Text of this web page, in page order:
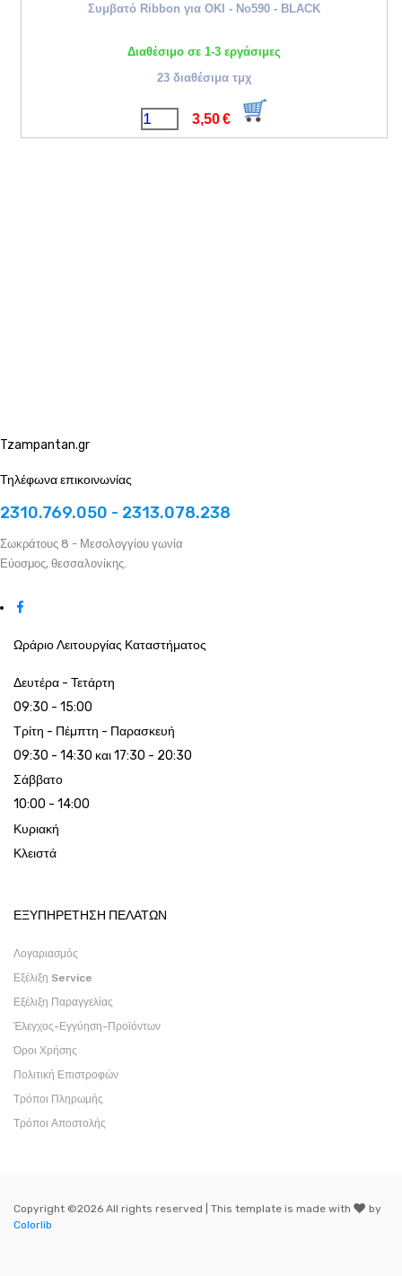
Συμβατό Ribbon για OKI - Νο590 - BLACK
Διαθέσιμο σε 1-3 εργάσιμες
23 διαθέσιμα τμχ
3,50 €
Tzampantan.gr
Τηλέφωνα επικοινωνίας
2310.769.050 - 2313.078.238
Σωκράτους 8 - Μεσολογγίου γωνία
Εύοσμος, θεσσαλονίκης.
Ωράριο Λειτουργίας Καταστήματος
Δευτέρα - Τετάρτη
09:30 - 15:00
Τρίτη - Πέμπτη - Παρασκευή
09:30 - 14:30 και 17:30 - 20:30
Σάββατο
10:00 - 14:00
Κυριακή
Κλειστά
ΕΞΥΠΗΡΕΤΗΣΗ ΠΕΛΑΤΩΝ
Λογαριασμός
Εξέλιξη Service
Εξέλιξη Παραγγελίας
Έλεγχος-Εγγύηση-Προϊόντων
Όροι Χρήσης
Πολιτική Επιστροφών
Τρόποι Πληρωμής
Τρόποι Αποστολής
Copyright ©2026 All rights reserved | This template is made with
by
Colorlib